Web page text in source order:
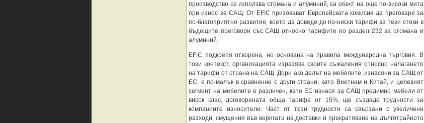
производство се използва стомана и алуминий, са обект на още по-високи мита
при износ за САЩ. От ЕFIC призовават Европейската комисия да преговаря за
по-благоприятно развитие, което да доведе до по-ниски тарифи за тези стоки в
бъдещите преговори със САЩ относно тарифите по раздел 232 за стомана и
алуминий.
EFIC подкрепя отворена, но основана на правила международна търговия. В
този контекст, организацията изразява своите съжаления относно налагането
на тарифи от страна на САЩ. Дори ако делът на мебелите, изнасяни за САЩ от
ЕС, е по-малък в сравнение с други страни, като Виетнам и Китай, и целевият
сегмент на мебелите е различен, като ЕС изнася за САЩ предимно мебели от
висок клас, договорената обща тарифа от 15%, ще създаде трудности за
компаниите износители. Част от тези трудности са свързани с увеличени
разходи, смущения във веригата на доставки и прекратяване на дълготрайното